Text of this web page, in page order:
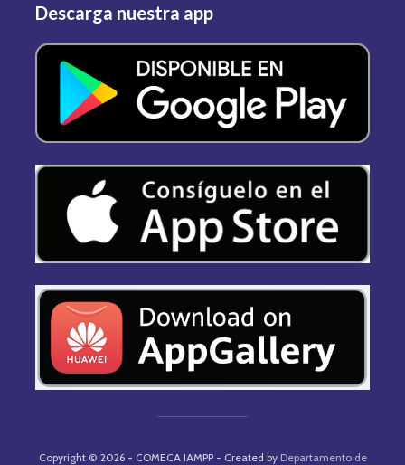
Descarga nuestra app
Copyright © 2026 - COMECA IAMPP - Created by Departamento de